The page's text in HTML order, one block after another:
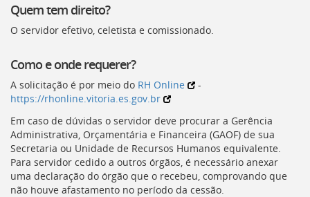
para
listagem
notícias
[]
Ir
para
o
conteúdo
desta
página
[]
Ir
Quem tem direito?
O servidor efetivo, celetista e comissionado.
Como e onde requerer?
A solicitação é por meio do RH Online
-
https://rhonline.vitoria.es.gov.br
Em caso de dúvidas o servidor deve procurar a Gerência
Administrativa, Orçamentária e Financeira (GAOF) de sua
Secretaria ou Unidade de Recursos Humanos equivalente.
Para servidor cedido a outros órgãos, é necessário anexar
uma declaração do órgão que o recebeu, comprovando que
não houve afastamento no período da cessão.